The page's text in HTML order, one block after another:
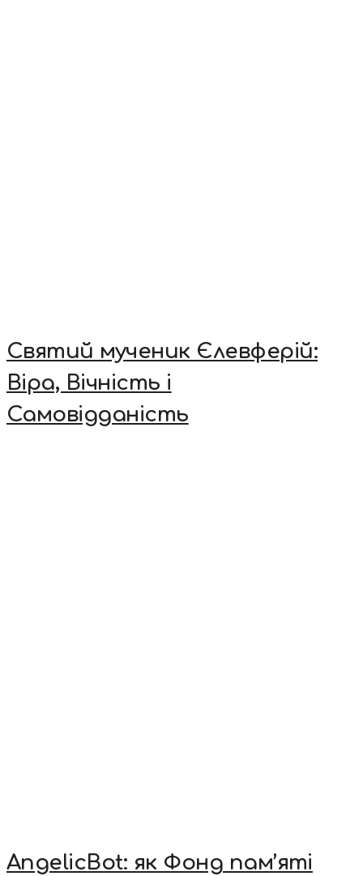
Святий мученик Єлевферій:
Віра, Вічність і
Самовідданість
AngelicBot: як Фонд пам’яті